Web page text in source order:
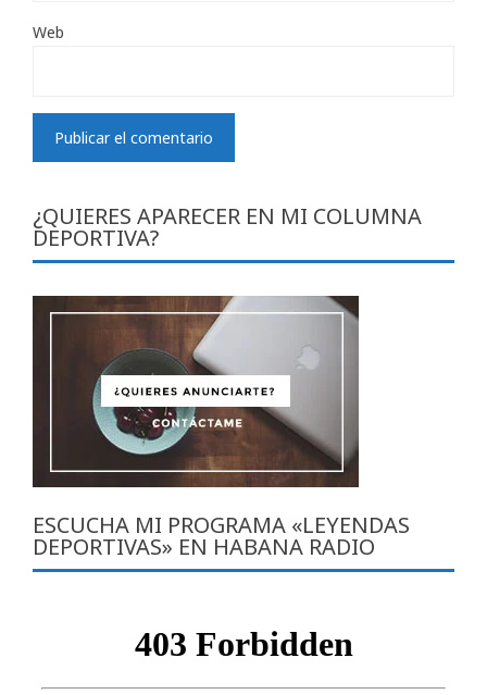
Web
¿QUIERES APARECER EN MI COLUMNA
DEPORTIVA?
ESCUCHA MI PROGRAMA «LEYENDAS
DEPORTIVAS» EN HABANA RADIO